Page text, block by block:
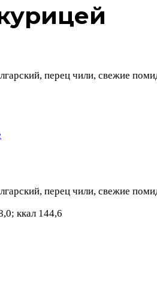
перец чили, свежие
перец чили, свежие
ккал 144,6